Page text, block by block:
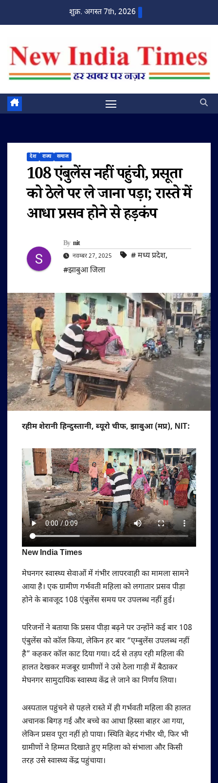
शुक्र. अगस्त 7th, 2026
देश राज्य समाज
108 एंबुलेंस नहीं पहुंची, प्रसूता
को ठेले पर ले जाना पड़ा; रास्ते में
आधा प्रसव होने से हड़कंप
By nit
नवम्बर 27, 2025 #‌ मध्य प्रदेश,
#झाबुआ जिला
रहीम शेरानी हिन्दुस्तानी, ब्यूरो चीफ, झाबुआ (मप्र), NIT:
New India Times
मेघनगर स्वास्थ्य सेवाओं में गंभीर लापरवाही का मामला सामने
आया है। एक ग्रामीण गर्भवती महिला को लगातार प्रसव पीड़ा
होने के बावजूद 108 एंबुलेंस समय पर उपलब्ध नहीं हुई।
परिजनों ने बताया कि प्रसव पीड़ा बढ़ने पर उन्होंने कई बार 108
एंबुलेंस को कॉल किया, लेकिन हर बार “एम्बुलेंस उपलब्ध नहीं
है” कहकर कॉल काट दिया गया। दर्द से तड़प रही महिला की
हालत देखकर मजबूर ग्रामीणों ने उसे ठेला गाड़ी में बैठाकर
मेघनगर सामुदायिक स्वास्थ्य केंद्र ले जाने का निर्णय लिया।
अस्पताल पहुंचने से पहले रास्ते में ही गर्भवती महिला की हालत
अचानक बिगड़ गई और बच्चे का आधा हिस्सा बाहर आ गया,
लेकिन प्रसव पूरा नहीं हो पाया। स्थिति बेहद गंभीर थी, फिर भी
ग्रामीणों ने हिम्मत दिखाते हुए महिला को संभाला और किसी
तरह उसे स्वास्थ्य केंद्र पहुंचाया।